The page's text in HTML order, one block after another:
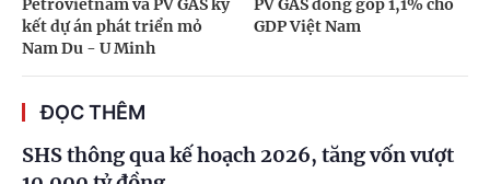
Petrovietnam và PV GAS ký
kết dự án phát triển mỏ
Nam Du - U Minh
PV GAS đóng góp 1,1% cho
GDP Việt Nam
ĐỌC THÊM
SHS thông qua kế hoạch 2026, tăng vốn vượt